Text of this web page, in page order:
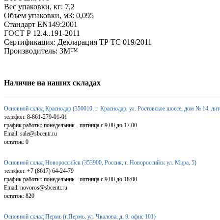
Вес упаковки, кг: 7,2
Объем упаковки, м3: 0,095
Стандарт EN149:2001
ГОСТ Р 12.4..191-2011
Сертификация: Декларация ТР ТС 019/2011
Производитель: 3M™
Наличие на наших складах
Основной склад Краснодар (350010, г. Краснодар, ул. Ростовское шоссе, дом № 14,
телефон: 8-861-279-01-01
график работы: понедельник - пятница с 9.00 до 17.00
Email: sale@sbcentr.ru
остаток: 0
Основной склад Новороссийск (353900, Россия, г. Новороссийск ул. Мира, 5)
телефон: +7 (8617) 64-24-79
график работы: понедельник - пятница с 9.00 до 18:00
Email: novoros@sbcentr.ru
остаток: 820
Основной склад Пермь (г.Пермь, ул. Чкалова, д. 9, офис 101)